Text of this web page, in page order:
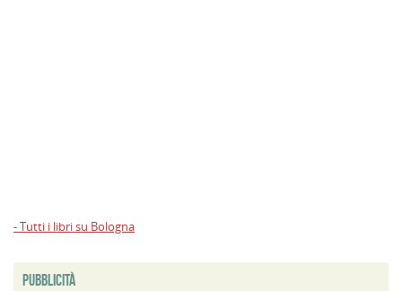
- Tutti i libri su Bologna
PUBBLICITÀ